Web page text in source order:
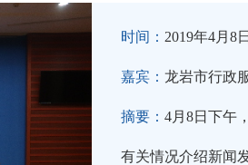
时间： 2019年4月8日
嘉宾： 龙岩市行政
摘要： 4月8日下午
有关情况介绍新闻